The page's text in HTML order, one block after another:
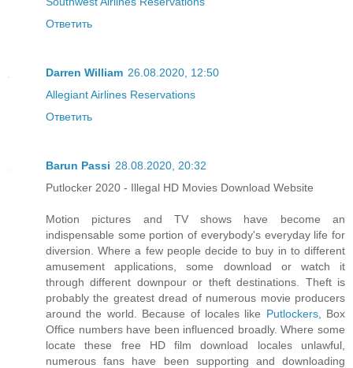
Ответить
Darren William 26.08.2020, 12:50
Allegiant Airlines Reservations
Ответить
Barun Passi 28.08.2020, 20:32
Putlocker 2020 - Illegal HD Movies Download Website
Motion pictures and TV shows have become an
indispensable some portion of everybody's everyday life for
diversion. Where a few people decide to buy in to different
amusement applications, some download or watch it
through different downpour or theft destinations. Theft is
probably the greatest dread of numerous movie producers
around the world. Because of locales like Putlockers, Box
Office numbers have been influenced broadly. Where some
locate these free HD film download locales unlawful,
numerous fans have been supporting and downloading